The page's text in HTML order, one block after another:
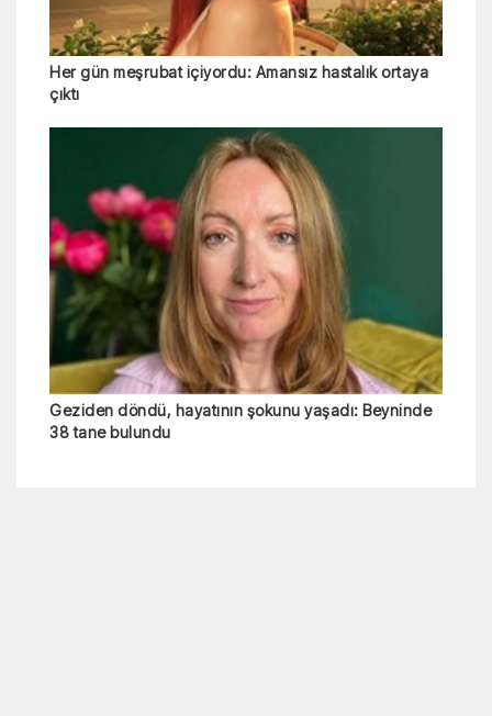
Her gün meşrubat içiyordu: Amansız hastalık ortaya
çıktı
Geziden döndü, hayatının şokunu yaşadı: Beyninde
38 tane bulundu